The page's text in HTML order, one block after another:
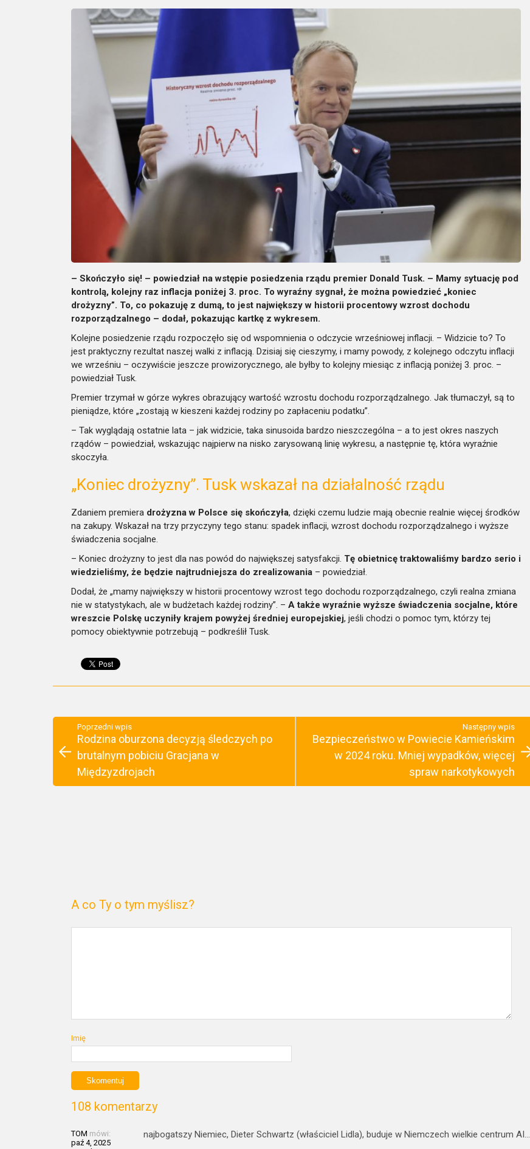
– Skończyło się! – powiedział na wstępie posiedzenia rządu premier Donald Tusk. – Mamy sytuację pod
kontrolą, kolejny raz inflacja poniżej 3. proc. To wyraźny sygnał, że można powiedzieć „koniec
drożyzny”. To, co pokazuję z dumą, to jest największy w historii procentowy wzrost dochodu
rozporządzalnego – dodał, pokazując kartkę z wykresem.
Kolejne posiedzenie rządu rozpoczęło się od wspomnienia o odczycie wrześniowej inflacji. – Widzicie to? To
jest praktyczny rezultat naszej walki z inflacją. Dzisiaj się cieszymy, i mamy powody, z kolejnego odczytu inflacji
we wrześniu – oczywiście jeszcze prowizorycznego, ale byłby to kolejny miesiąc z inflacją poniżej 3. proc. –
powiedział Tusk.
Premier trzymał w górze wykres obrazujący wartość wzrostu dochodu rozporządzalnego. Jak tłumaczył, są to
pieniądze, które „zostają w kieszeni każdej rodziny po zapłaceniu podatku”.
– Tak wyglądają ostatnie lata – jak widzicie, taka sinusoida bardzo nieszczególna – a to jest okres naszych
rządów – powiedział, wskazując najpierw na nisko zarysowaną linię wykresu, a następnie tę, która wyraźnie
skoczyła.
„Koniec drożyzny”. Tusk wskazał na działalność rządu
Zdaniem premiera drożyzna w Polsce się skończyła, dzięki czemu ludzie mają obecnie realnie więcej środków
na zakupy. Wskazał na trzy przyczyny tego stanu: spadek inflacji, wzrost dochodu rozporządzalnego i wyższe
świadczenia socjalne.
– Koniec drożyzny to jest dla nas powód do największej satysfakcji. Tę obietnicę traktowaliśmy bardzo serio i
wiedzieliśmy, że będzie najtrudniejsza do zrealizowania – powiedział.
Dodał, że „mamy największy w historii procentowy wzrost tego dochodu rozporządzalnego, czyli realna zmiana
nie w statystykach, ale w budżetach każdej rodziny”. – A także wyraźnie wyższe świadczenia socjalne, które
wreszcie Polskę uczyniły krajem powyżej średniej europejskiej, jeśli chodzi o pomoc tym, którzy tej
pomocy obiektywnie potrzebują – podkreślił Tusk.
Poprzedni wpis
Rodzina oburzona decyzją śledczych po
brutalnym pobiciu Gracjana w
Międzyzdrojach
Następny wpis
Bezpieczeństwo w Powiecie Kamieńskim
w 2024 roku. Mniej wypadków, więcej
spraw narkotykowych
A co Ty o tym myślisz?
Imię
108 komentarzy
TOM mówi:
paź 4, 2025
najbogatszy Niemiec, Dieter Schwartz (właściciel Lidla), buduje w Niemczech wielkie centrum AI…